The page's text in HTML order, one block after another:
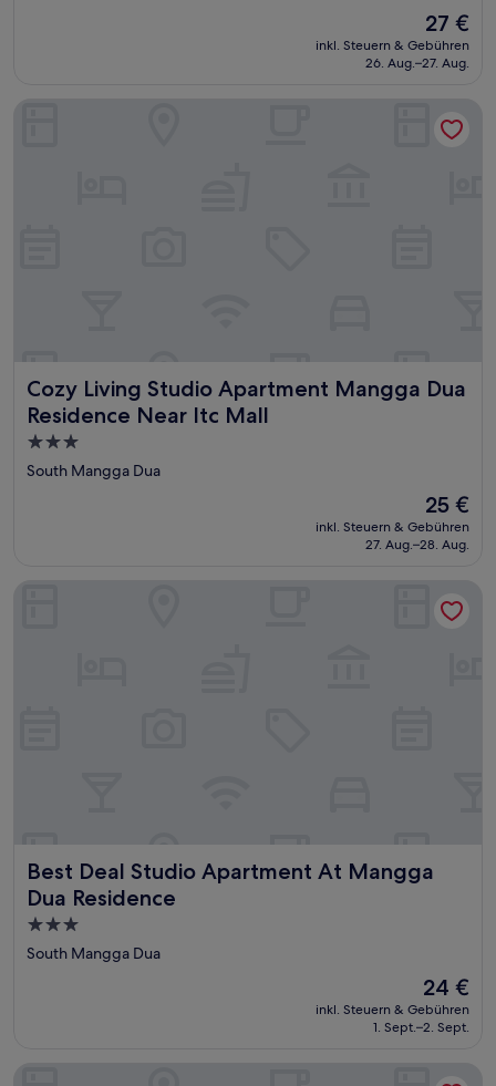
Der
Preis
beträgt
27 €
inkl. Steuern & Gebühren
26. Aug.–27. Aug.
Cozy Living Studio Apartment Mangga Dua
Residence Near Itc Mall
Cozy Living Studio Apartment Mangga Dua Residence
3.0-
Sterne-
South Mangga Dua
Der
Preis
beträgt
25 €
inkl. Steuern & Gebühren
27. Aug.–28. Aug.
Cozy Living Studio Apartment Mangga Dua Residence Near
Best Deal Studio Apartment At Mangga
Dua Residence
Best Deal Studio Apartment At Mangga Dua Residence
3.0-
Sterne-
South Mangga Dua
Der
Preis
beträgt
24 €
inkl. Steuern & Gebühren
1. Sept.–2. Sept.
Comfort And Homey Studio Apartment At Mangga Dua